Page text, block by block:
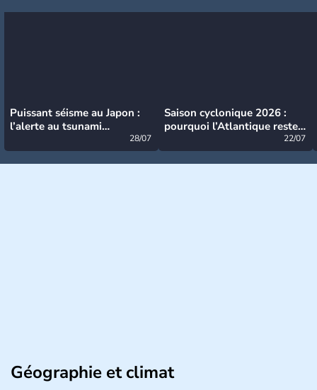
Puissant séisme au Japon :
l’alerte au tsunami
28/07
Saison cyclonique 2026 :
pourquoi l’Atlantique reste
22/07
Géographie et climat